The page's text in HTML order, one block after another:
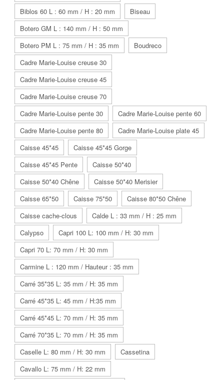
Biblos 60 L : 60 mm / H : 20 mm
Biseau
Botero GM L : 140 mm / H : 50 mm
Botero PM L : 75 mm / H : 35 mm
Boudreco
Cadre Marie-Louise creuse 30
Cadre Marie-Louise creuse 45
Cadre Marie-Louise creuse 70
Cadre Marie-Louise pente 30
Cadre Marie-Louise pente 60
Cadre Marie-Louise pente 80
Cadre Marie-Louise plate 45
Caisse 45*45
Caisse 45*45 Gorge
Caisse 45*45 Pente
Caisse 50*40
Caisse 50*40 Chêne
Caisse 50*40 Merisier
Caisse 65*50
Caisse 75*50
Caisse 80*50 Chêne
Caisse cache-clous
Calde L : 33 mm / H : 25 mm
Calypso
Capri 100 L: 100 mm / H: 30 mm
Capri 70 L: 70 mm / H: 30 mm
Carmine L : 120 mm / Hauteur : 35 mm
Carré 35*35 L: 35 mm / H: 35 mm
Carré 45*35 L: 45 mm / H:35 mm
Carré 45*45 L: 70 mm / H: 35 mm
Carré 70*35 L: 70 mm / H: 35 mm
Caselle L: 80 mm / H: 30 mm
Cassetina
Cavallo L: 75 mm / H: 22 mm